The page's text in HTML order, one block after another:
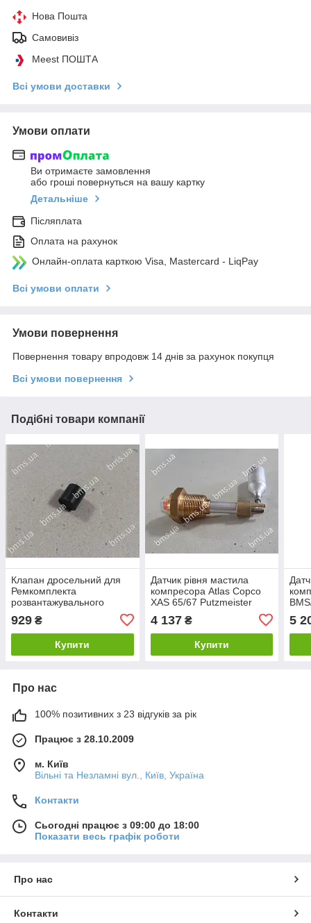
Нова Пошта
Самовивіз
Meest ПОШТА
Всі умови доставки
Умови оплати
Ви отримаєте замовлення
або гроші повернуться на вашу картку
Детальніше
Післяплата
Оплата на рахунок
Онлайн-оплата карткою Visa, Mastercard - LiqPay
Всі умови оплати
Умови повернення
Повернення товару впродовж 14 днів за рахунок покупця
Всі умови повернення
Подібні товари компанії
Клапан дросельний для
Ремкомплекта
розвантажувального
клапана Br45/BMS/PM740
Atlas Copco
929 ₴
Купити
Датчик рівня мастила
компресора Atlas Copco
XAS 65/67 Putzmeister
4 137₴
Купити
5
Про нас
100% позитивних з 23 відгуків за рік
Працює з 28.10.2009
м. Київ
Вільні та Незламні вул., Київ, Україна
Контакти
Сьогодні працює з 09:00 до 18:00
Показати весь графік роботи
Про нас
Контакти